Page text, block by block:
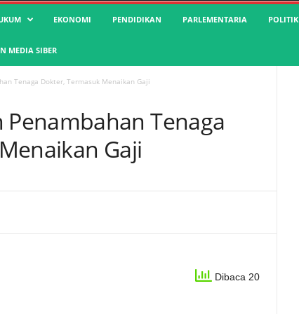
EKONOMI PENDIDIKAN PARLEMENTARIA POLITIK
MEDIA SIBER
Tenaga Dokter, Termasuk Menaikan Gaji
Tenaga
Gaji
Dibaca 20